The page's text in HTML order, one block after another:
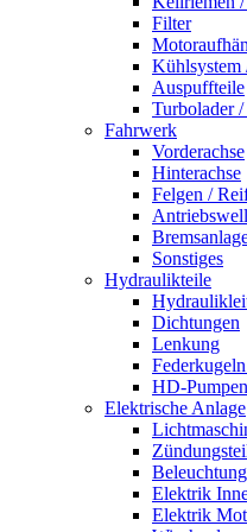
Filter
Kühlsystem
Auspuffteile
Turbolader
Fahrwerk
Vorderachse
Hinterachse
Felgen /
Sonstiges
Hydraulikteile
Dichtungen
Lenkung
HD-
Elektrische Anlage
Beleuchtung
Elektrik
Elektrik